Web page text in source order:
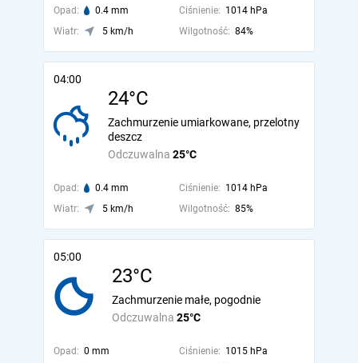
Opad: 0.4 mm Ciśnienie: 1014 hPa
Wiatr:
5 km/h Wilgotność: 84%
04:00
24°C
Odczuwalna 25°C
Zachmurzenie umiarkowane, przelotny
deszcz
Opad: 0.4 mm Ciśnienie: 1014 hPa
Wiatr:
5 km/h Wilgotność: 85%
05:00
23°C
Odczuwalna 25°C
Zachmurzenie małe, pogodnie
Opad: 0 mm Ciśnienie: 1015 hPa